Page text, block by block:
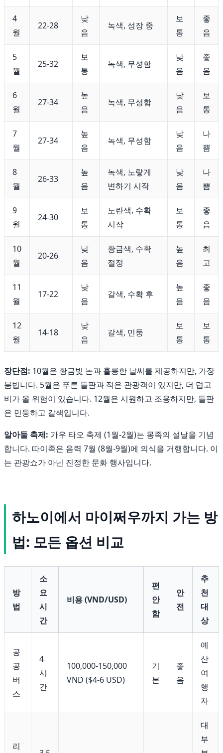
4
월
22-28
낮
음
녹색, 성장 중
보
통
좋
음
5
월
25-32
보
통
녹색, 무성함
낮
음
좋
음
6
월
27-34
높
음
녹색, 무성함
낮
음
보
통
7
월
27-34
높
음
녹색, 무성함
낮
음
나
쁨
8
월
26-33
높
음
녹색, 노랗게
변하기 시작
낮
음
나
쁨
9
월
24-30
보
통
노란색, 수확
시작
보
통
좋
음
10
월
20-26
낮
음
황금색, 수확
절정
높
음
최
고
11
월
17-22
낮
음
갈색, 수확 후
높
음
좋
음
12
월
14-18
낮
음
갈색, 민둥
보
통
보
통
장단점: 10월은 황금빛 논과 훌륭한 날씨를 제공하지만, 가장
붐빕니다. 5월은 푸른 들판과 적은 관광객이 있지만, 더 덥고
비가 올 위험이 있습니다. 12월은 시원하고 조용하지만, 들판
은 민둥하고 갈색입니다.
알아둘 축제: 가우 타오 축제 (1월-2월)는 몽족의 설날을 기념
합니다. 따이족은 음력 7월 (8월-9월)에 의식을 거행합니다. 이
는 관광쇼가 아닌 진정한 문화 행사입니다.
하노이에서 마이쩌우까지 가는 방
법: 모든 옵션 비교
방
법
소
요
시
간
비용 (VND/USD)
편
안
함
안
전
추
천
대
상
공
공
버
스
4
시
간
100,000-150,000
VND ($4-6 USD)
기
본
좋
음
예
산
여
행
자
리
대
부